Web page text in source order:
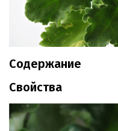
Содержание
Свойства